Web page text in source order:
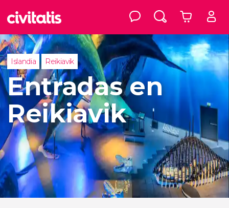
Islandia Reikiavik
Entradas en
Reikiavik